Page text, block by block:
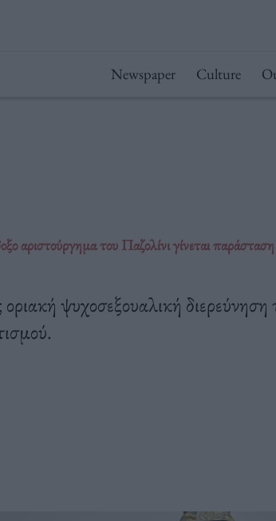
Newspaper Culture
αριστούργημα του Παζολίνι γίνεται
ψυχοσεξουαλική διερεύνηση